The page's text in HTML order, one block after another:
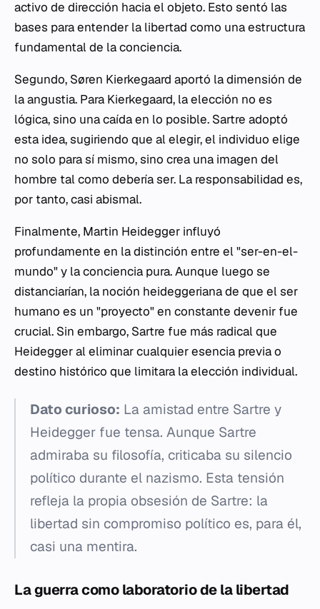
activo de dirección hacia el objeto. Esto sentó las
bases para entender la libertad como una estructura
fundamental de la conciencia.
Segundo, Søren Kierkegaard aportó la dimensión de
la angustia. Para Kierkegaard, la elección no es
lógica, sino una caída en lo posible. Sartre adoptó
esta idea, sugiriendo que al elegir, el individuo elige
no solo para sí mismo, sino crea una imagen del
hombre tal como debería ser. La responsabilidad es,
por tanto, casi abismal.
Finalmente, Martin Heidegger influyó
profundamente en la distinción entre el "ser-en-el-
mundo" y la conciencia pura. Aunque luego se
distanciarían, la noción heideggeriana de que el ser
humano es un "proyecto" en constante devenir fue
crucial. Sin embargo, Sartre fue más radical que
Heidegger al eliminar cualquier esencia previa o
destino histórico que limitara la elección individual.
Dato curioso: La amistad entre Sartre y
Heidegger fue tensa. Aunque Sartre
admiraba su filosofía, criticaba su silencio
político durante el nazismo. Esta tensión
refleja la propia obsesión de Sartre: la
libertad sin compromiso político es, para él,
casi una mentira.
La guerra como laboratorio de la libertad